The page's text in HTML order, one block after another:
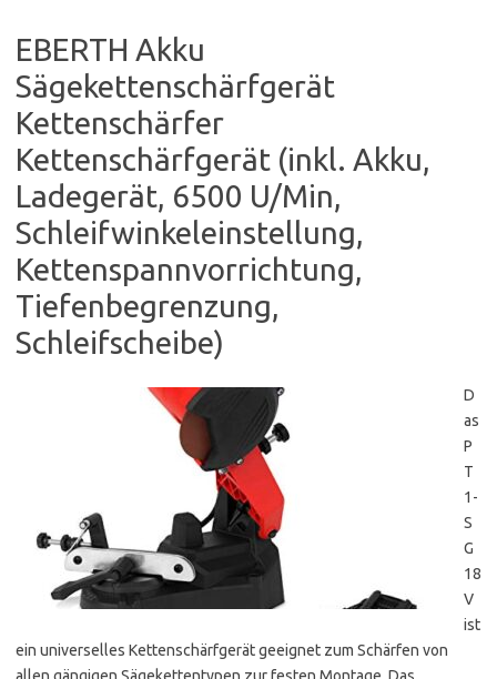
EBERTH Akku
Sägekettenschärfgerät
Kettenschärfer
Kettenschärfgerät (inkl. Akku,
Ladegerät, 6500 U/Min,
Schleifwinkeleinstellung,
Kettenspannvorrichtung,
Tiefenbegrenzung,
Schleifscheibe)
D
as
P
T
1-
S
G
18
V
ist
ein universelles Kettenschärfgerät geeignet zum Schärfen von